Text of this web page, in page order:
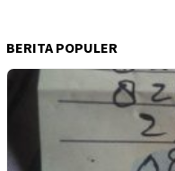
BERITA POPULER